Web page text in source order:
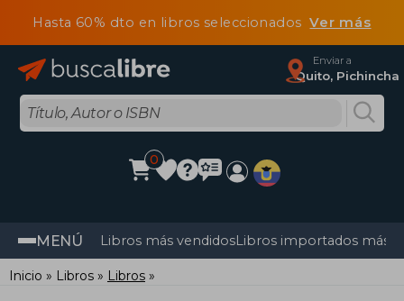
Hasta 60% dto en libros seleccionadosVer más
Enviar a
Quito, Pichincha
0
MENÚ Libros más vendidosLibros importados más
Inicio Libros Libros